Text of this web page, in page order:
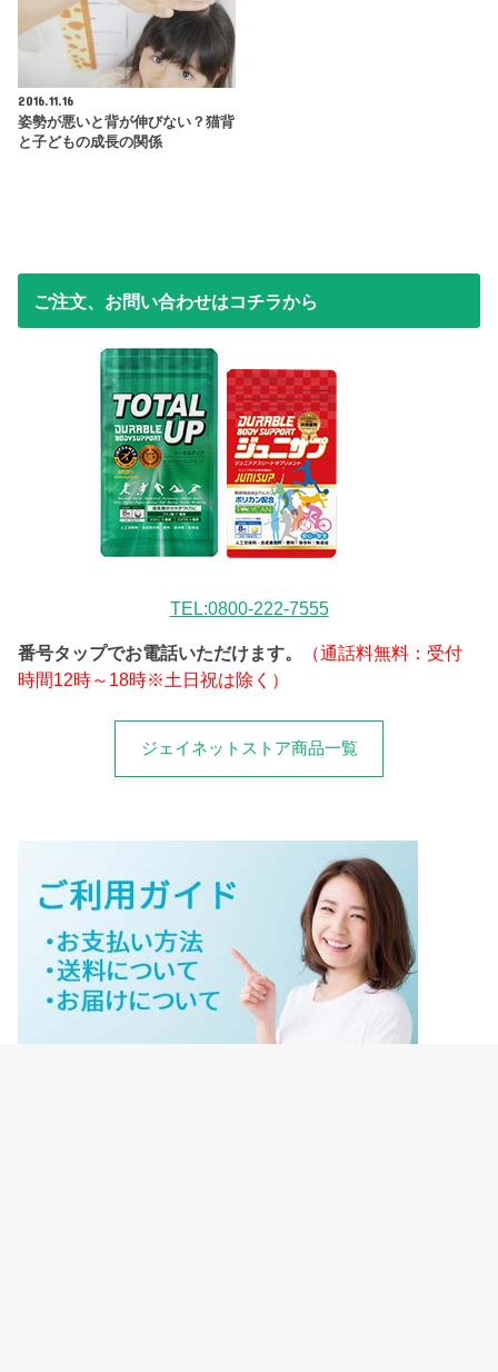
2016.11.16
姿勢が悪いと背が伸びない？猫背
と子どもの成長の関係
ご注文、お問い合わせはコチラから
TEL:0800-222-7555
番号タップでお電話いただけます。
（通話料無料：受付
時間12時～18時※土日祝は除く）
ジェイネットストア商品一覧